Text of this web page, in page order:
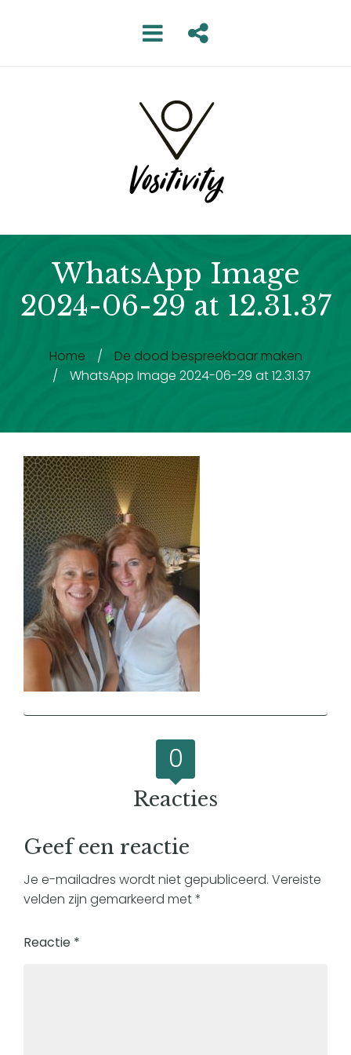
WhatsApp Image
2024-06-29 at 12.31.37
Home /
De dood bespreekbaar maken
/
WhatsApp Image 2024-06-29 at 12.31.37
0
Reacties
Geef een reactie
Je e-mailadres wordt niet gepubliceerd. Vereiste
velden zijn gemarkeerd met*
Reactie *